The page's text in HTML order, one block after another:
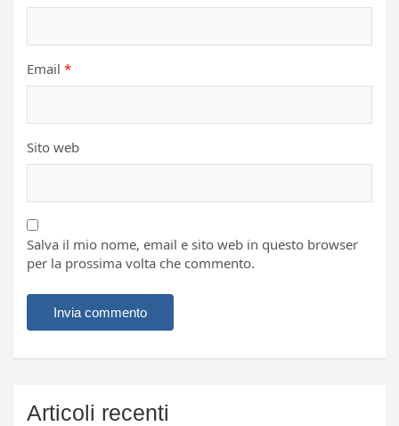
Email *
Sito web
Salva il mio nome, email e sito web in questo browser
per la prossima volta che commento.
Articoli recenti